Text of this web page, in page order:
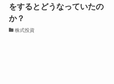
をするとどうなっていたの
か？
株式投資